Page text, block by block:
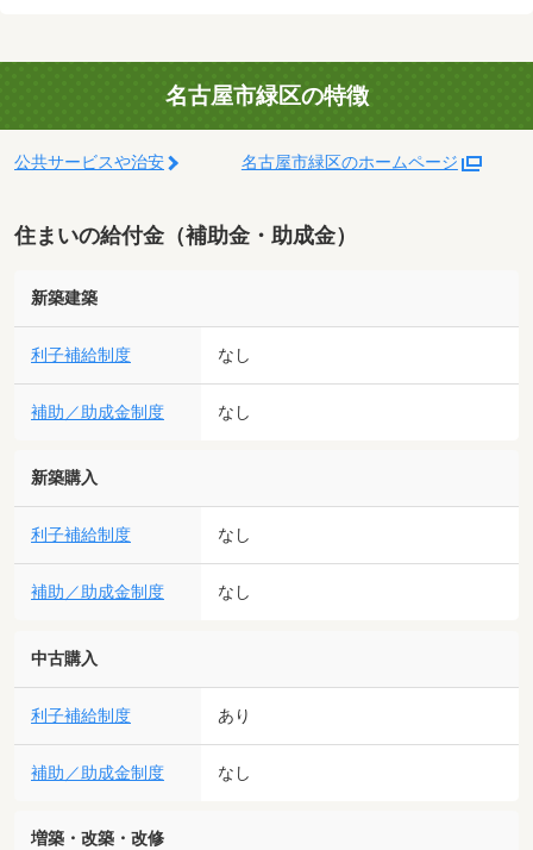
名古屋市緑区の特徴
公共サービスや治安 名古屋市緑区のホームページ
住まいの給付金（補助金・助成金）
新築建築
利子補給制度 なし
補助／助成金制度 なし
新築購入
利子補給制度 なし
補助／助成金制度 なし
中古購入
利子補給制度 あり
補助／助成金制度 なし
増築・改築・改修